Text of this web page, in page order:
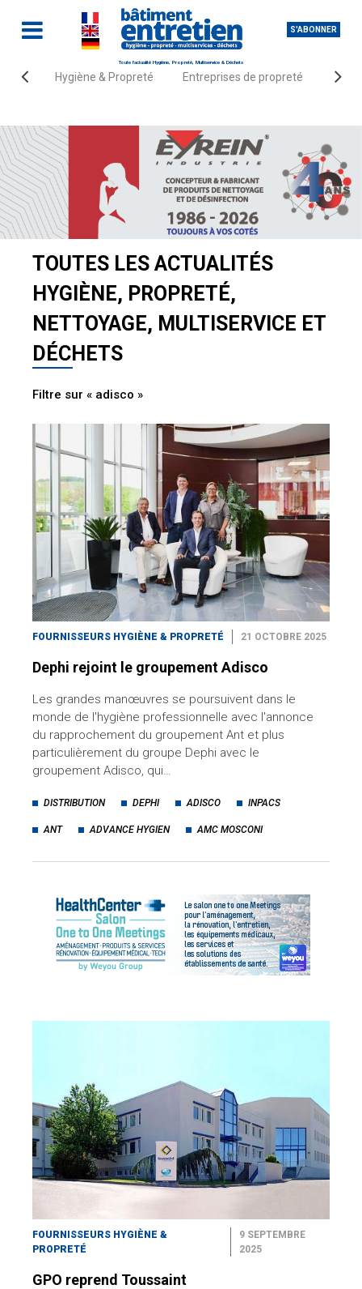
S'ABONNER
Toute l'actualité Hygiène, Propreté, Multiservice & Déchets
Hygiène & Propreté Entreprises de propreté
Accueil Actualités
TOUTES LES ACTUALITÉS
HYGIÈNE, PROPRETÉ,
NETTOYAGE, MULTISERVICE ET
DÉCHETS
Filtre sur « adisco »
FOURNISSEURS HYGIÈNE & PROPRETÉ 21 OCTOBRE 2025
Dephi rejoint le groupement Adisco
Les grandes manœuvres se poursuivent dans le
monde de l'hygiène professionnelle avec l'annonce
du rapprochement du groupement Ant et plus
particulièrement du groupe Dephi avec le
groupement Adisco, qui…
DISTRIBUTION DEPHI ADISCO INPACS
ANT ADVANCE HYGIEN AMC MOSCONI
FOURNISSEURS HYGIÈNE &
PROPRETÉ
9 SEPTEMBRE
2025
GPO reprend Toussaint